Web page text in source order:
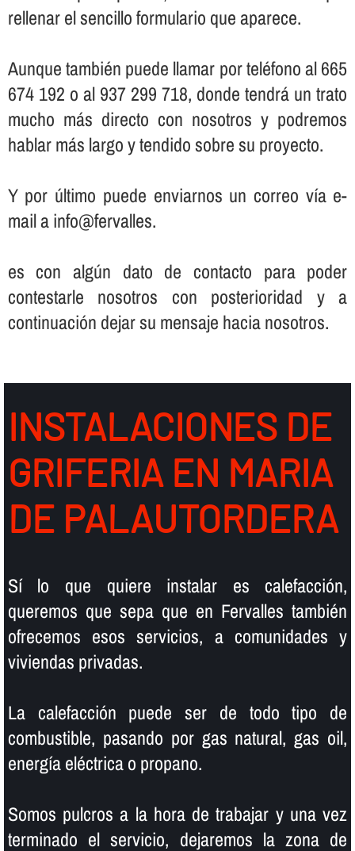
rellenar el sencillo formulario que aparece.
Aunque también puede llamar por teléfono al 665
674 192 o al 937 299 718, donde tendrá un trato
mucho más directo con nosotros y podremos
hablar más largo y tendido sobre su proyecto.
Y por último puede enviarnos un correo ví­a e-
mail a info@fervalles.
es con algún dato de contacto para poder
contestarle nosotros con posterioridad y a
continuación dejar su mensaje hacia nosotros.
INSTALACIONES DE
GRIFERIA EN MARIA
DE PALAUTORDERA
Sí­ lo que quiere instalar es calefacción,
queremos que sepa que en Fervalles también
ofrecemos esos servicios, a comunidades y
viviendas privadas.
La calefacción puede ser de todo tipo de
combustible, pasando por gas natural, gas oil,
energí­a eléctrica o propano.
Somos pulcros a la hora de trabajar y una vez
terminado el servicio, dejaremos la zona de